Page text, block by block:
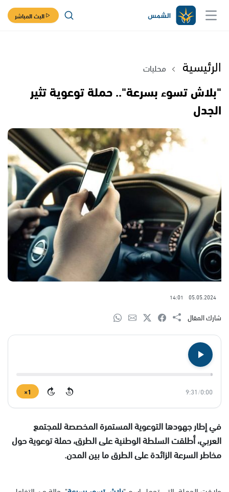
البث المباشر
الرئيسية محليات
"بلاش تسوء بسرعة".. حملة توعوية تثير
الجدل
05.05.2024
14:01
شارك المقال
0:00
/
9:31
15
15
1×
في إطار جهودها التوعوية المستمرة المخصصة للمجتمع
العربي، أطلقت السلطة الوطنية على الطرق، حملة توعوية حول
مخاطر السرعة الزائدة على الطرق ما بين المدن.